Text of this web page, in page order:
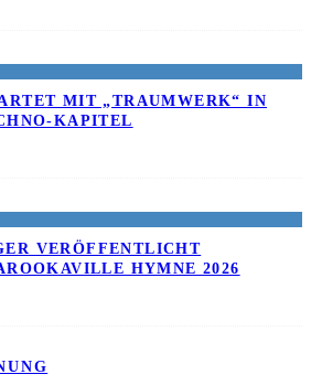
MIT „TRAUMWERK“ IN
KAPITEL
VERÖFFENTLICHT
HYMNE 2026